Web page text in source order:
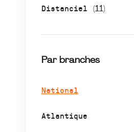
Distanciel (11)
Par branches
National
Atlantique